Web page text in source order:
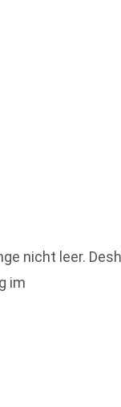
nicht leer.
im